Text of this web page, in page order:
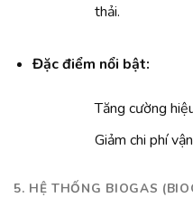
thải.
Đặc điểm nổi bật:
Tăng cường
Giảm chi phí
5. HỆ THỐNG BIOGAS